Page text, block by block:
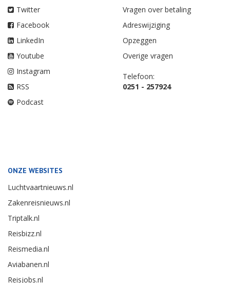
Twitter
Facebook
LinkedIn
Youtube
Instagram
RSS
Podcast
Vragen over betaling
Adreswijziging
Opzeggen
Overige vragen
Telefoon:
0251 - 257924
ONZE WEBSITES
Luchtvaartnieuws.nl
Zakenreisnieuws.nl
Triptalk.nl
Reisbizz.nl
Reismedia.nl
Aviabanen.nl
Reisjobs.nl